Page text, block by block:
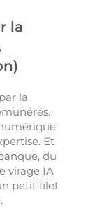
la
la
Et
du
virage IA
petit filet